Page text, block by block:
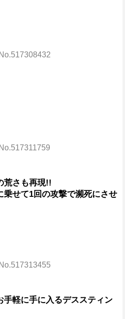
荒さも再現!!
乗せて1回の攻撃で瀕死にさせ
手軽に手に入るデススティン